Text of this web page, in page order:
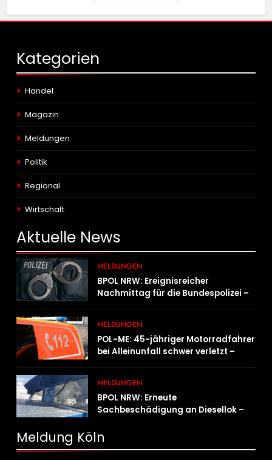
Kategorien
Handel
Magazin
Meldungen
Politik
Regional
Wirtschaft
Aktuelle News
MELDUNGEN
BPOL NRW: Ereignisreicher
Nachmittag für die Bundespolizei –
MELDUNGEN
POL-ME: 45-jähriger Motorradfahrer
bei Alleinunfall schwer verletzt –
MELDUNGEN
BPOL NRW: Erneute
Sachbeschädigung an Diesellok –
Meldung Köln